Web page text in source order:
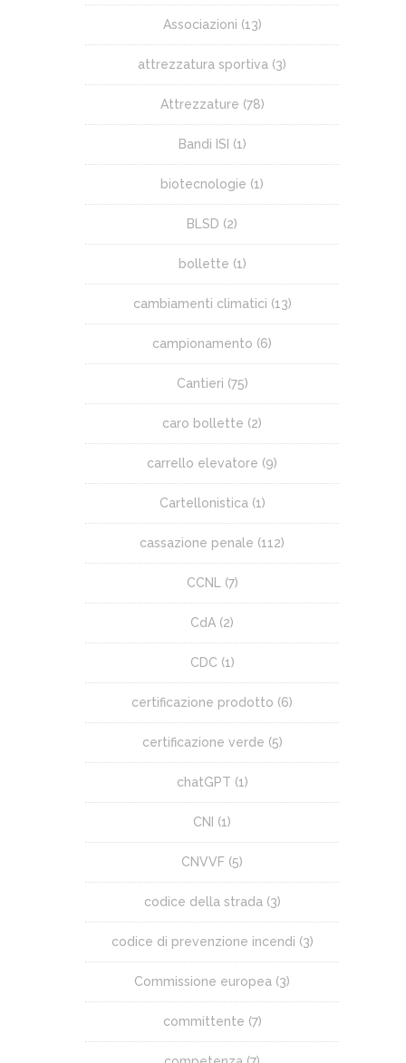
Associazioni (13)
attrezzatura sportiva (3)
Attrezzature (78)
Bandi ISI (1)
biotecnologie (1)
BLSD (2)
bollette (1)
cambiamenti climatici (13)
campionamento (6)
Cantieri (75)
caro bollette (2)
carrello elevatore (9)
Cartellonistica (1)
cassazione penale (112)
CCNL (7)
CdA (2)
CDC (1)
certificazione prodotto (6)
certificazione verde (5)
chatGPT (1)
CNI (1)
CNVVF (5)
codice della strada (3)
codice di prevenzione incendi (3)
Commissione europea (3)
committente (7)